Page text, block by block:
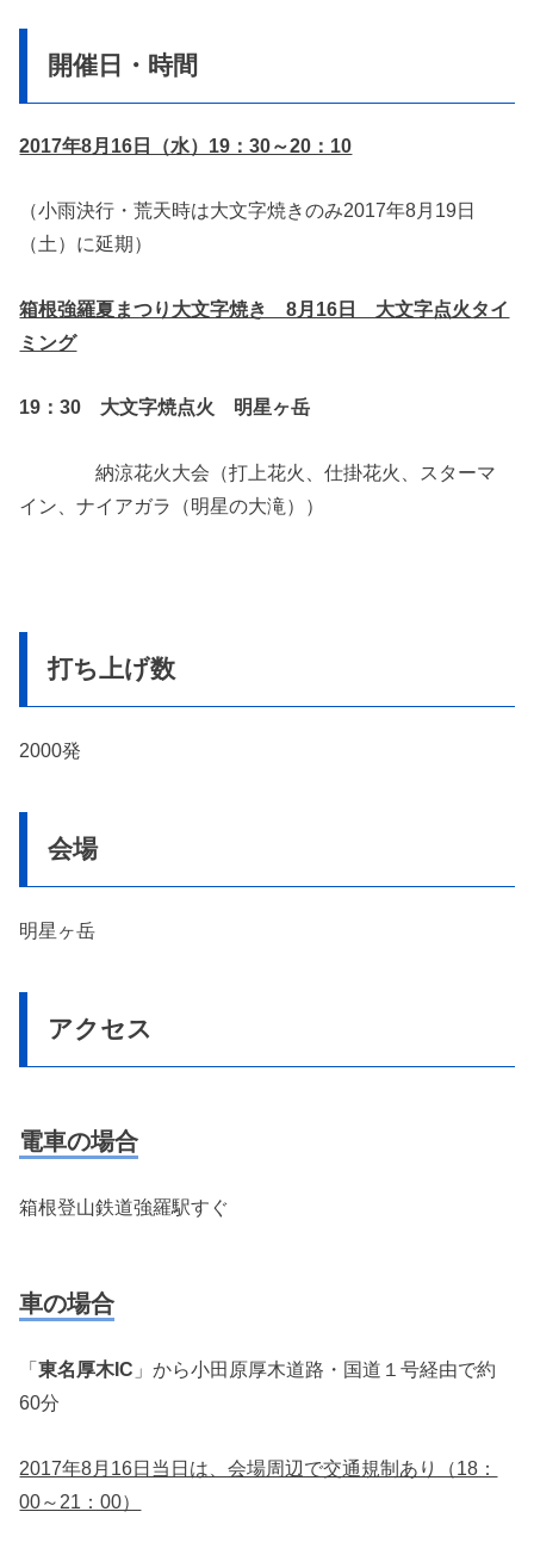
開催日・時間
2017年8月16日（水）19：30～20：10
（小雨決行・荒天時は大文字焼きのみ2017年8月19日
（土）に延期）
箱根強羅夏まつり大文字焼き 8月16日 大文字点火タイ
ミング
19：30 大文字焼点火 明星ヶ岳
納涼花火大会（打上花火、仕掛花火、スターマ
イン、ナイアガラ（明星の大滝））
打ち上げ数
2000発
会場
明星ヶ岳
アクセス
電車の場合
箱根登山鉄道強羅駅すぐ
車の場合
「東名厚木IC 」から小田原厚木道路・国道１号経由で約
60分
2017年8月16日当日は、会場周辺で交通規制あり（18：
00～21：00）